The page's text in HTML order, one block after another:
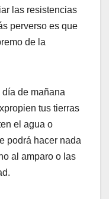
las resistencias
perverso es que
de la
de mañana
tus tierras
el agua o
podrá hacer nada
al amparo o las